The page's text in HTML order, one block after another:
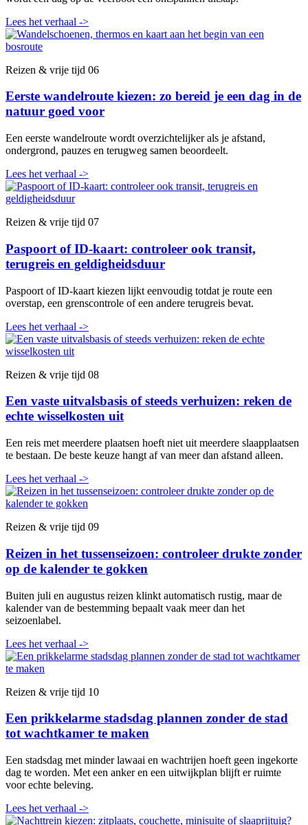
Lees het verhaal ->
Reizen & vrije tijd 06
Eerste wandelroute kiezen: zo bereid je een dag in de
natuur goed voor
Een eerste wandelroute wordt overzichtelijker als je afstand,
ondergrond, pauzes en terugweg samen beoordeelt.
Lees het verhaal ->
Reizen & vrije tijd 07
Paspoort of ID-kaart: controleer ook transit,
terugreis en geldigheidsduur
Paspoort of ID-kaart kiezen lijkt eenvoudig totdat je route een
overstap, een grenscontrole of een andere terugreis bevat.
Lees het verhaal ->
Reizen & vrije tijd 08
Een vaste uitvalsbasis of steeds verhuizen: reken de
echte wisselkosten uit
Een reis met meerdere plaatsen hoeft niet uit meerdere slaapplaatsen
te bestaan. De beste keuze hangt af van meer dan afstand alleen.
Lees het verhaal ->
Reizen & vrije tijd 09
Reizen in het tussenseizoen: controleer drukte zonder
op de kalender te gokken
Buiten juli en augustus reizen klinkt automatisch rustig, maar de
kalender van de bestemming bepaalt vaak meer dan het
seizoenlabel.
Lees het verhaal ->
Reizen & vrije tijd 10
Een prikkelarme stadsdag plannen zonder de stad
tot wachtkamer te maken
Een stadsdag met minder lawaai en wachtrijen hoeft geen ingekorte
dag te worden. Met een anker en een uitwijkplan blijft er ruimte
voor echte beleving.
Lees het verhaal ->